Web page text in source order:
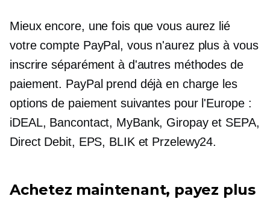
Mieux encore, une fois que vous aurez lié
votre compte PayPal, vous n'aurez plus à vous
inscrire séparément à d'autres méthodes de
paiement. PayPal prend déjà en charge les
options de paiement suivantes pour l'Europe :
iDEAL, Bancontact, MyBank, Giropay et SEPA,
Direct Debit, EPS, BLIK et Przelewy24.
Achetez maintenant, payez plus